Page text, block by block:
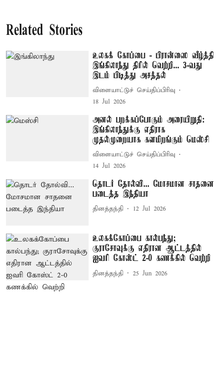
Related Stories
உலகக் கோப்பை - பிரான்ஸை வீழ்த்தி
இங்கிலாந்து திரில் வெற்றி... 3-வது
இடம் பிடித்து அசத்தல்
விளையாட்டுச் செய்திப்பிரிவு
18 Jul 2026
அனல் பறக்கப்போகும் அரையிறுதி:
இங்கிலாந்துக்கு எதிராக
முதல்முறையாக களமிறங்கும் மெஸ்சி
விளையாட்டுச் செய்திப்பிரிவு
14 Jul 2026
தொடர் தோல்வி... மோசமான சாதனை
படைத்த இந்தியா
தினத்தந்தி 12 Jul 2026
உலகக்கோப்பை கால்பந்து;
குராசோவுக்கு எதிரான ஆட்டத்தில்
ஐவரி கோஸ்ட் 2-0 கணக்கில் வெற்றி
தினத்தந்தி 25 Jun 2026